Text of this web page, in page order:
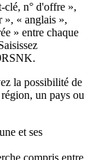
clé, n° d'offre »,
», « anglais »,
» entre chaque
la possibilité de
un pays ou
et ses